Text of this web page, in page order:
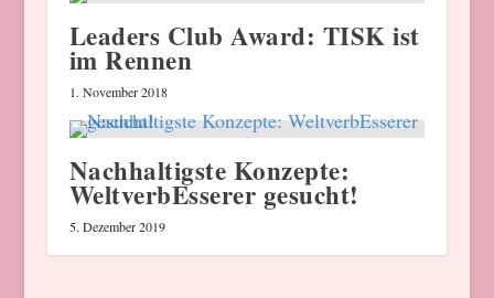
Leaders Club Award: TISK ist
im Rennen
1. November 2018
Nachhaltigste Konzepte:
WeltverbEsserer gesucht!
5. Dezember 2019